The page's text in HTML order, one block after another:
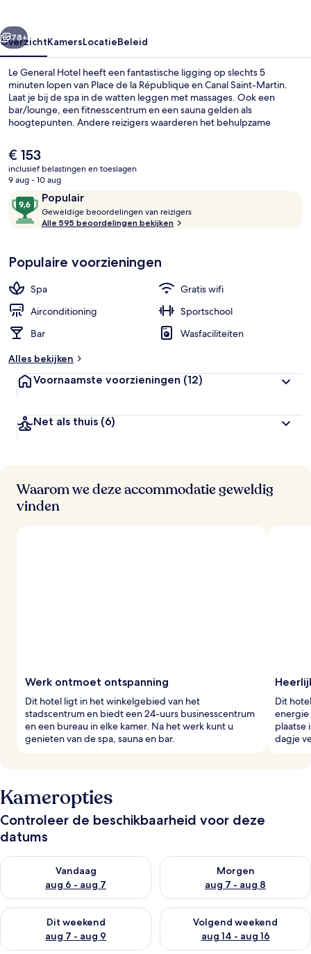
Volgende
78+
OverzichtKamersLocatieBeleid
Le General Hotel heeft een fantastische ligging op slechts 5
minuten lopen van Place de la République en Canal Saint-Martin.
Laat je bij de spa in de watten leggen met massages. Ook een
bar/lounge, een fitnesscentrum en een sauna gelden als
hoogtepunten. Andere reizigers waarderen het behulpzame
is 3 minuten lopen naar Metrostation Oberkampf en 4 minuten naar
Metrostation Republique.
De
huidige
prijs
€ 153
€ 153
inclusief belastingen en toeslagen
9 aug - 10 aug
Beoordelingen
Populair
9,6
van
10,
Geweldige beoordelingen van reizigers
i
e
b
o
r
n
Alle 595 beoordelingen bekijken
Populaire voorzieningen
Spa
Gratis wifi
Airconditioning
Sportschool
Bar
Wasfaciliteiten
Alles bekijken
Voornaamste voorzieningen (12)
Net als thuis (6)
Waarom we deze accommodatie geweldig
vinden
Werk ontmoet ontspanning
Dit hotel ligt in het winkelgebied van het
stadscentrum en biedt een 24-uurs businesscentrum
en een bureau in elke kamer. Na het werk kunt u
genieten van de spa, sauna en bar.
Dit
energie
plaatse
dagje
Kameropties
Controleer de beschikbaarheid voor deze
datums
Vandaag
aug 6 - aug 7
De beschikbaarheid controleren voor vanavond aug 6 - aug 7
Morgen
aug 7 - aug 8
De beschikbaarheid
Dit weekend
aug 7 - aug 9
De beschikbaarheid controleren voor dit weekend aug 7 -
Volgend weekend
aug 14 - aug 16
De beschikbaarheid